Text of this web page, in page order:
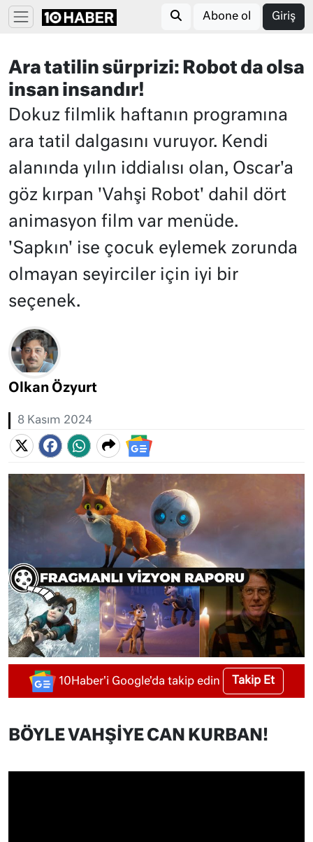
Abone ol Giriş
Ara tatilin sürprizi: Robot da olsa
insan insandır!
Dokuz filmlik haftanın programına
ara tatil dalgasını vuruyor. Kendi
alanında yılın iddialısı olan, Oscar'a
göz kırpan 'Vahşi Robot' dahil dört
animasyon film var menüde.
'Sapkın' ise çocuk eylemek zorunda
olmayan seyirciler için iyi bir
seçenek.
Olkan Özyurt
8 Kasım 2024
10Haber'i Google'da takip edin Takip Et
BÖYLE VAHŞİYE CAN KURBAN!